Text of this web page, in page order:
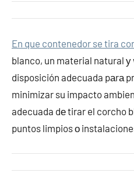
En que contenedor se tira
blanco, un material natural
disposición adecuada pаrа
minimizar su impacto
adecuada dе tirar el corcho
puntos limpios ο